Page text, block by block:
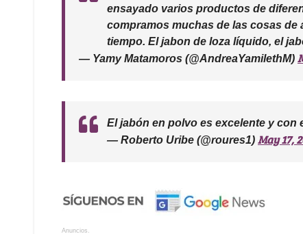
ensayado varios productos de
compramos muchas de las cosas de
tiempo. El jabon de loza líquido, el
— Yamy Matamoros (@AndreaYamilethM)
El jabón en polvo es excelente y con
— Roberto Uribe (@roures1) May 17,
Anuncios.